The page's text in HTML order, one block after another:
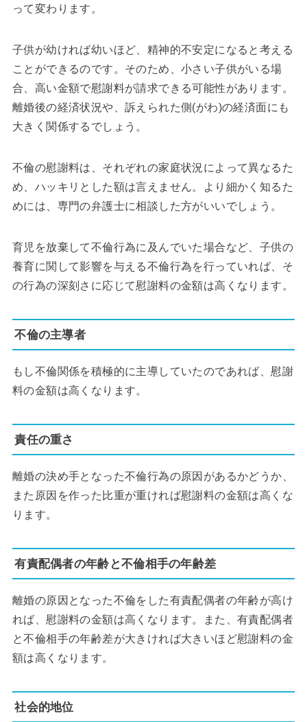
って変わります。
子供が幼ければ幼いほど、精神的不安定になると考える
ことができるのです。そのため、小さい子供がいる場
合、高い金額で慰謝料が請求できる可能性があります。
離婚後の経済状況や、訴えられた側(がわ)の経済面にも
大きく関係するでしょう。
不倫の慰謝料は、それぞれの家庭状況によって異なるた
め、ハッキリとした額は言えません。より細かく知るた
めには、専門の弁護士に相談した方がいいでしょう。
育児を放棄して不倫行為に及んでいた場合など、子供の
養育に関して影響を与える不倫行為を行っていれば、そ
の行為の深刻さに応じて慰謝料の金額は高くなります。
不倫の主導者
もし不倫関係を積極的に主導していたのであれば、慰謝
料の金額は高くなります。
責任の重さ
離婚の決め手となった不倫行為の原因があるかどうか、
また原因を作った比重が重ければ慰謝料の金額は高くな
ります。
有責配偶者の年齢と不倫相手の年齢差
離婚の原因となった不倫をした有責配偶者の年齢が高け
れば、慰謝料の金額は高くなります。また、有責配偶者
と不倫相手の年齢差が大きければ大きいほど慰謝料の金
額は高くなります。
社会的地位